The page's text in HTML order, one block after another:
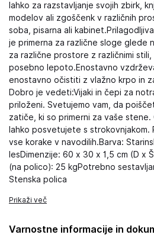
lahko za razstavljanje svojih zbirk,
modelov ali zgoščenk v različnih
soba, pisarna ali
je primerna za različne sloge glede
za različne prostore z različnimi stili,
posebno lepoto.Enostavno
enostavno očistiti z vlažno krpo in
Dobro je vedeti:Vijaki in čepi za
priloženi. Svetujemo vam, da
zatiče, ki so primerni za vaše
lahko posvetujete s
vse korake v navodilih.Barva:
lesDimenzije: 60 x 30 x 1,5 cm (D x
(na polico): 25 kgPotrebno
Stenska polica
Prikaži več
Varnostne informacije in